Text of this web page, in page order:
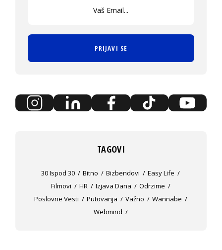
PRIJAVI SE
TAGOVI
30 Ispod 30 Bitno Bizbendovi
Easy Life
Filmovi
HR Izjava Dana
Odrzime
Poslovne Vesti
Putovanja Važno
Wannabe
Webmind